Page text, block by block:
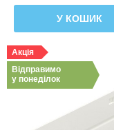
У КОШИК
Акція
Відправимо
у понеділок